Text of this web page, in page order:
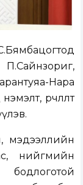
Нара
өөрчлөлт
мэдээллийн
нийгмийн